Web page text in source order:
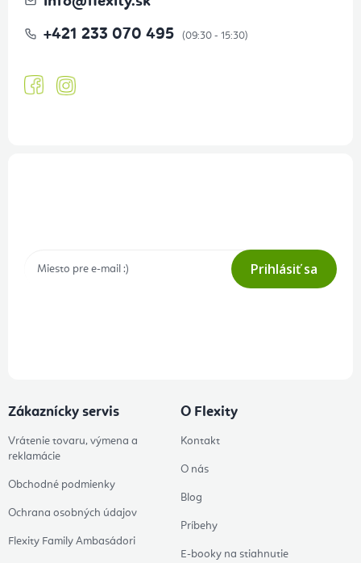
+421 233 070 495
Prihlásiť sa
Zákaznícky servis
Vrátenie tovaru, výmena a
reklamácie
Obchodné podmienky
Ochrana osobných údajov
Flexity Family Ambasádori
O Flexity
Kontakt
O nás
Blog
Príbehy
E-booky na stiahnutie